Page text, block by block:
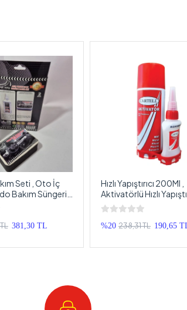
Seti , Oto İç
Bakım Süngeri ,
Set
381,30 TL
Hızlı Yapıştırıcı 200Ml ,
Aktivatörlü Hızlı
%20 238,31 TL 190,65